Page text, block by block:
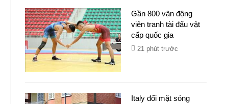
Gần 800 vận động
viên tranh tài đấu vật
cấp quốc gia
21 phút trước
Italy đối mặt sóng